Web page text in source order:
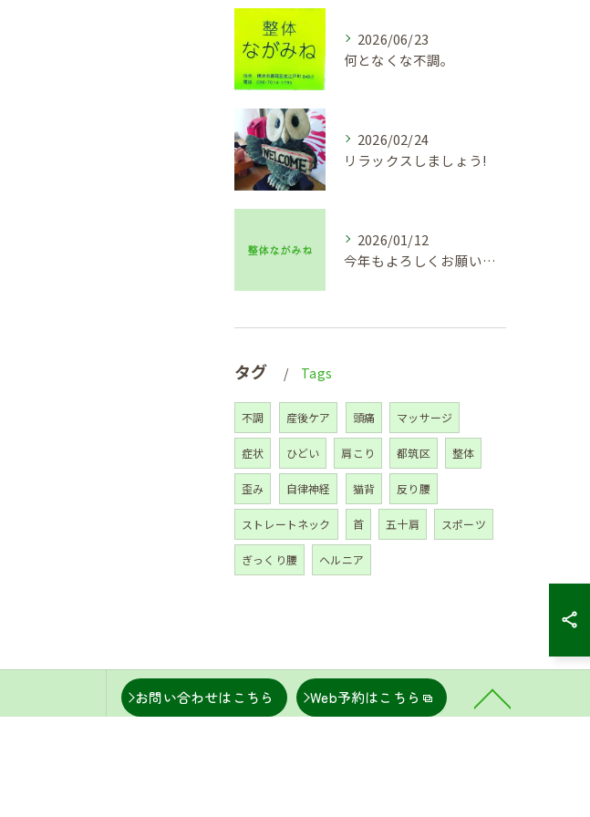
2026/06/23
何となくな不調。
2026/02/24
リラックスしましょう!
2026/01/12
今年もよろしくお願い致します🙇
タグ Tags
不調 産後ケア 頭痛 マッサージ
症状 ひどい 肩こり 都筑区 整体
歪み 自律神経 猫背 反り腰
ストレートネック 首 五十肩 スポーツ
ぎっくり腰 ヘルニア
お問い合わせはこちら Web予約はこちら